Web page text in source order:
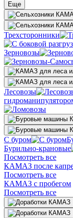
Еще
Трехсторонники
Зерновозы
Лесовозы
С буром
Бурильно-крановые
Посмотреть все
КАМАЗ после
Посмотреть все
КАМАЗ с пробегом
Посмотреть все